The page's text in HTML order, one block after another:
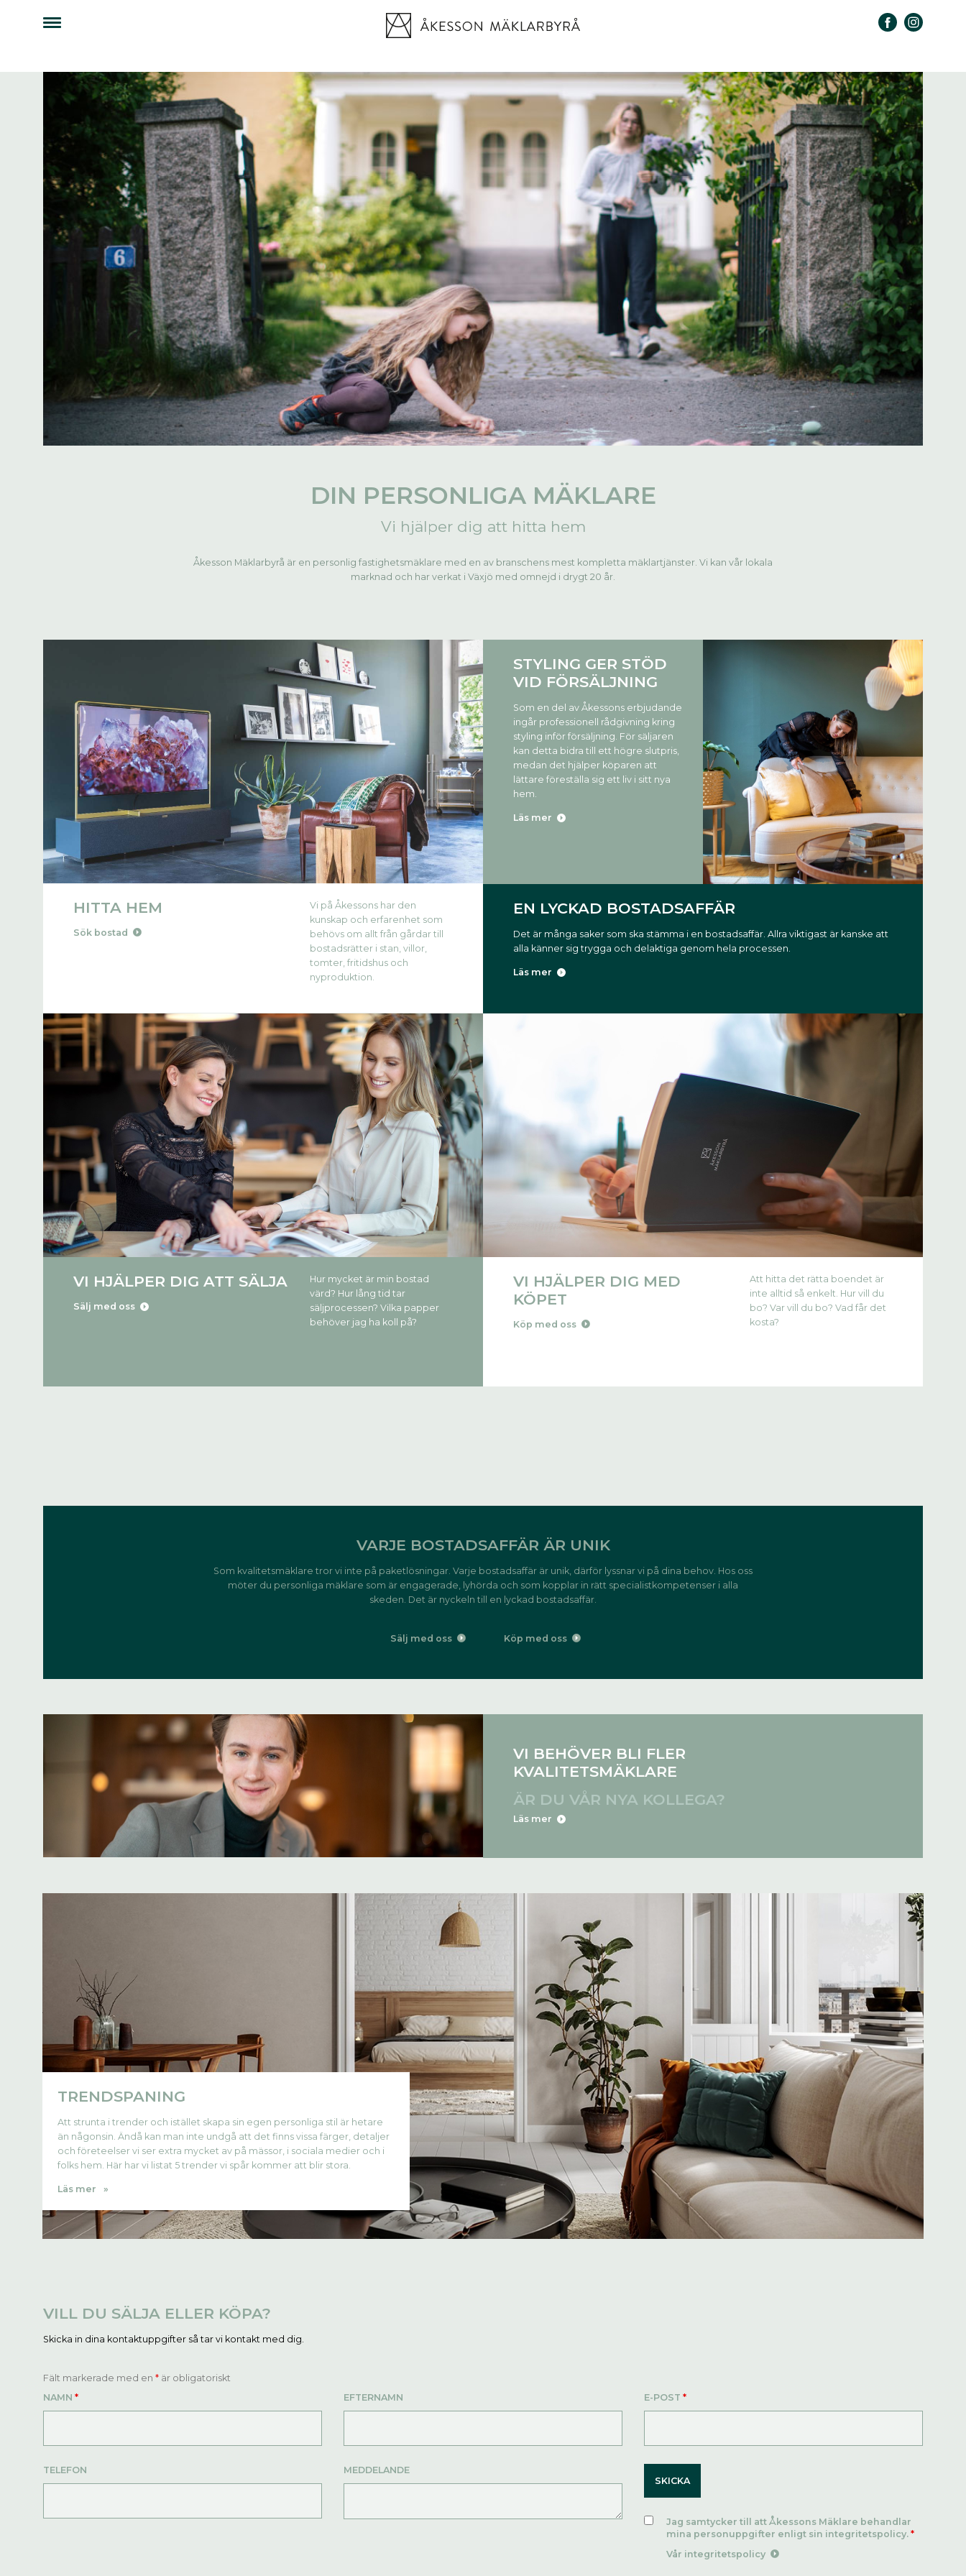
DIN PERSONLIGA MÄKLARE
Vi hjälper dig att hitta hem
Åkesson Mäklarbyrå är en personlig fastighetsmäklare med en av branschens mest kompletta mäklartjänster. Vi kan vår lokala
marknad och har verkat i Växjö med omnejd i drygt 20 år.
HITTA HEM
Sök bostad
Vi på Åkessons har den
kunskap och erfarenhet som
behövs om allt från gårdar till
bostadsrätter i stan, villor,
tomter, fritidshus och
nyproduktion.
STYLING GER STÖD
VID FÖRSÄLJNING
Som en del av Åkessons erbjudande
ingår professionell rådgivning kring
styling inför försäljning. För säljaren
kan detta bidra till ett högre slutpris,
medan det hjälper köparen att
lättare föreställa sig ett liv i sitt nya
hem.
Läs mer
EN LYCKAD BOSTADSAFFÄR
Det är många saker som ska stämma i en bostadsaffär. Allra viktigast är kanske att
alla känner sig trygga och delaktiga genom hela processen.
Läs mer
VI HJÄLPER DIG ATT SÄLJA
Sälj med oss
Hur mycket är min bostad
värd? Hur lång tid tar
säljprocessen? Vilka papper
behöver jag ha koll på?
VI HJÄLPER DIG MED
KÖPET
Köp med oss
Att hitta det rätta boendet är
inte alltid så enkelt. Hur vill du
bo? Var vill du bo? Vad får det
kosta?
VARJE BOSTADSAFFÄR ÄR UNIK
Som kvalitetsmäklare tror vi inte på paketlösningar. Varje bostadsaffär är unik, därför lyssnar vi på dina behov. Hos oss
möter du personliga mäklare som är engagerade, lyhörda och som kopplar in rätt specialistkompetenser i alla
skeden. Det är nyckeln till en lyckad bostadsaffär.
Sälj med oss Köp med oss
VI BEHÖVER BLI FLER
KVALITETSMÄKLARE
ÄR DU VÅR NYA KOLLEGA?
Läs mer
TRENDSPANING
Att strunta i trender och istället skapa sin egen personliga stil är hetare
än någonsin. Ändå kan man inte undgå att det finns vissa färger, detaljer
och företeelser vi ser extra mycket av på mässor, i sociala medier och i
folks hem. Här har vi listat 5 trender vi spår kommer att blir stora.
Läs mer
VILL DU SÄLJA ELLER KÖPA?
Skicka in dina kontaktuppgifter så tar vi kontakt med dig.
Fält markerade med en * är obligatoriskt
NAMN * EFTERNAMN E-POST *
TELEFON MEDDELANDE
Jag samtycker till att Åkessons Mäklare behandlar
mina personuppgifter enligt sin integritetspolicy.*
Vår integritetspolicy